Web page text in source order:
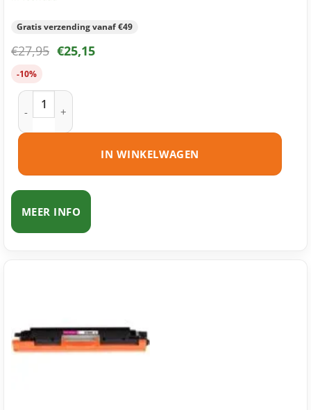
Gratis verzending vanaf €49
€27,95 €25,15
-10%
HP 130A (CF352A) toner geel huismerk aantal
IN WINKELWAGEN
MEER INFO